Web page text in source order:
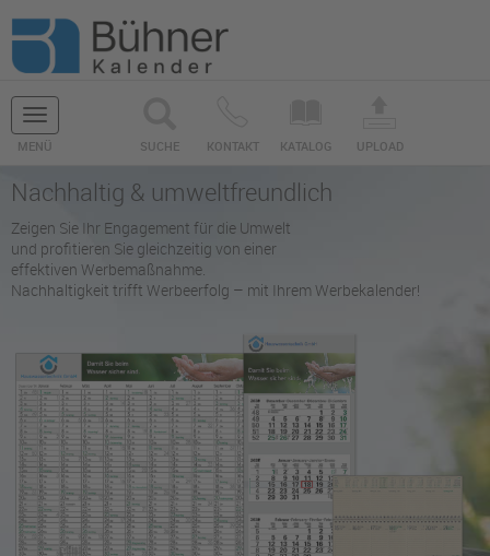
Navigation
ein-/ausblenden
MENÜ SUCHE KONTAKT KATALOG UPLOAD
Nachhaltig & umweltfreundlich
Zeigen Sie Ihr Engagement für die Umwelt
und profitieren Sie gleichzeitig von einer
effektiven Werbemaßnahme.
Nachhaltigkeit trifft Werbeerfolg – mit Ihrem Werbekalender!